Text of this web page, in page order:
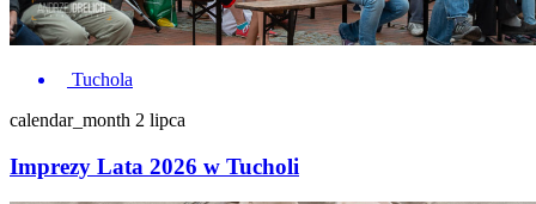
Tuchola
calendar_month 2 lipca
Imprezy Lata 2026 w Tucholi